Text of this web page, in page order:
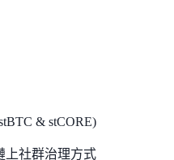
& stCORE)
上社群治理方式